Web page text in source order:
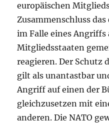
europäischen
Zusammenschluss
im Falle eines Angriffs
Mitgliedsstaaten
reagieren. Der Schutz
gilt als unantastbar
Angriff auf einen der
gleichzusetzen mit
anderen. Die NATO